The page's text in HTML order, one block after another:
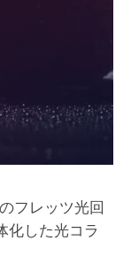
フレッツ光回
化した光コラ